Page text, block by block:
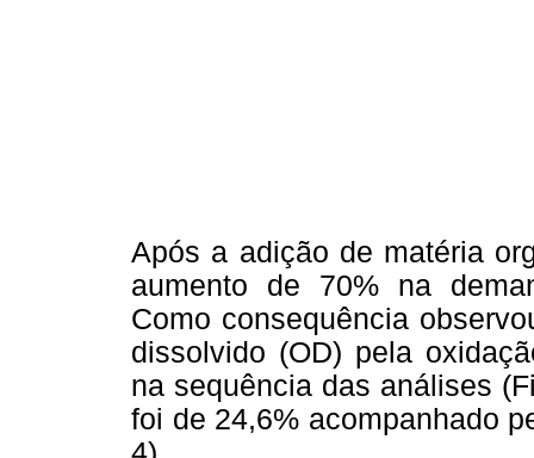
Após a adição de matéria
aumento de 70% na
Como consequência
dissolvido (OD) pela
na sequência das análises
foi de 24,6% acompanhado